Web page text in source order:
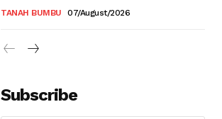
TANAH BUMBU 07/August/2026
Subscribe